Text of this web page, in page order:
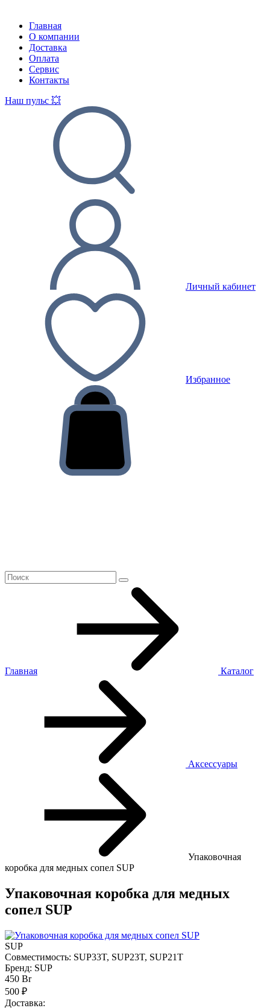
Главная
О компании
Доставка
Оплата
Сервис
Контакты
Наш пульс 💥
Личный кабинет
Избранное
Главная Каталог
Аксессуары
Упаковочная
коробка для медных сопел SUP
Упаковочная коробка для медных
сопел SUP
SUP
Совместимость: SUP33T, SUP23T, SUP21T
Бренд: SUP
450 Br
500 ₽
Доставка: